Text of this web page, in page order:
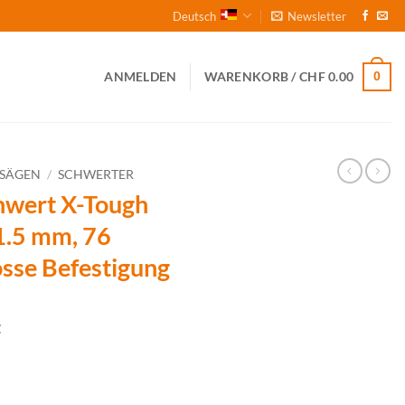
Deutsch Newsletter
ANMELDEN WARENKORB /CHF0.00 0
/ SCHWERTER
X-Tough
mm, 76
Befestigung